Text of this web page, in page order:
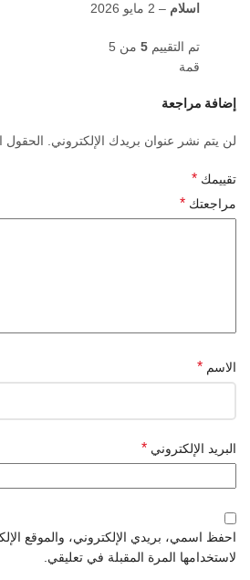
اسلام – 2 مايو 2026
تم التقييم 5 من 5
قمة
إضافة مراجعة
لن يتم نشر عنوان بريدك الإلكتروني. الحقول
تقييمك *
مراجعتك *
الاسم *
البريد الإلكتروني *
احفظ اسمي، بريدي الإلكتروني، والموقع
لاستخدامها المرة المقبلة في تعليقي.